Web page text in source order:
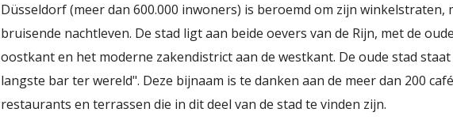
Düsseldorf (meer dan 600.000 inwoners) is beroemd om zijn winkelstraten,
bruisende nachtleven. De stad ligt aan beide oevers van de Rijn, met de
oostkant en het moderne zakendistrict aan de westkant. De oude stad staat
langste bar ter wereld". Deze bijnaam is te danken aan de meer dan 200
restaurants en terrassen die in dit deel van de stad te vinden zijn.